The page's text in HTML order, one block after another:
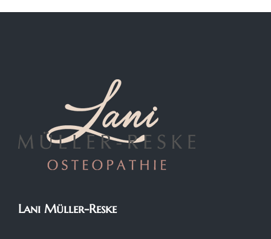
Lani Müller-Reske